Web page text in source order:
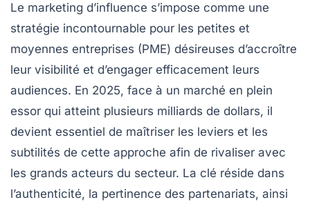
Le marketing d’influence s’impose comme une
stratégie incontournable pour les petites et
moyennes entreprises (PME) désireuses d’accroître
leur visibilité et d’engager efficacement leurs
audiences. En 2025, face à un marché en plein
essor qui atteint plusieurs milliards de dollars, il
devient essentiel de maîtriser les leviers et les
subtilités de cette approche afin de rivaliser avec
les grands acteurs du secteur. La clé réside dans
l’authenticité, la pertinence des partenariats, ainsi